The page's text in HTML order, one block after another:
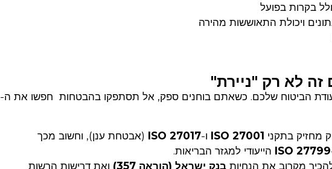
הביטוח שלכם. כשאתם בוחנים ספק, אל תסתפקו בהבטחות חפשו את ה-
מחזיק בתקני ISO 27001 ו-ISO 27017 (אבטחת ענן), וחשוב מכך
ISO 27799 הייעודי למגזר הבריאות.
מקרוב את הנחיותבנק ישראל (הוראה 357)
ואת דרישות הרשות